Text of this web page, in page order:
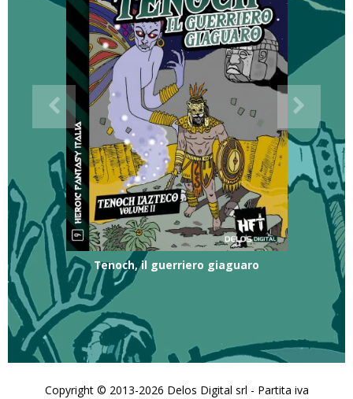
Tenoch, il guerriero giaguaro
Copyright © 2013-2026 Delos Digital srl - Partita iva